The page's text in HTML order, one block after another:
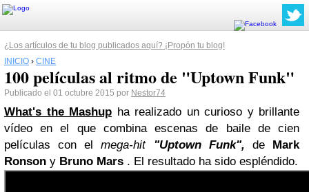
¿Los artículos de tu blog publicados aquí? ¡Propón tu blog!
INICIO › CINE
100 películas al ritmo de "Uptown Funk"
Publicado el 01 octubre 2015 por Nestor74
What's the Mashup ha realizado un curioso y brillante
vídeo en el que combina escenas de baile de cien
películas con elmega-hit "Uptown Funk", de Mark
Ronson y Bruno Mars . El resultado ha sido espléndido.